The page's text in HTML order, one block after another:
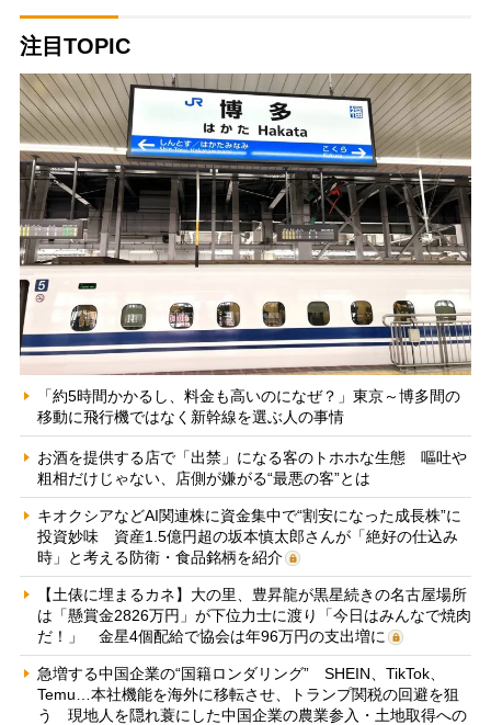
注目TOPIC
「約5時間かかるし、料金も高いのになぜ？」東京～博多間の
移動に飛行機ではなく新幹線を選ぶ人の事情
お酒を提供する店で「出禁」になる客のトホホな生態 嘔吐や
粗相だけじゃない、店側が嫌がる“最悪の客”とは
キオクシアなどAI関連株に資金集中で“割安になった成長株”に
投資妙味 資産1.5億円超の坂本慎太郎さんが「絶好の仕込み
時」と考える防衛・食品銘柄を紹介
【土俵に埋まるカネ】大の里、豊昇龍が黒星続きの名古屋場所
は「懸賞金2826万円」が下位力士に渡り「今日はみんなで焼肉
だ！」 金星4個配給で協会は年96万円の支出増に
急増する中国企業の“国籍ロンダリング” SHEIN、TikTok、
Temu…本社機能を海外に移転させ、トランプ関税の回避を狙
う 現地人を隠れ蓑にした中国企業の農業参入・土地取得への